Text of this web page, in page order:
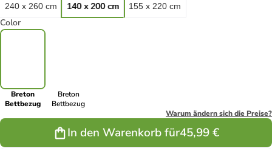
240 x 260 cm
140 x 200 cm 155 x 220 cm
Color
Breton
Bettbezug
Breton
Bettbezug
Warum ändern sich die Preise?
In den Warenkorb für45,99 €